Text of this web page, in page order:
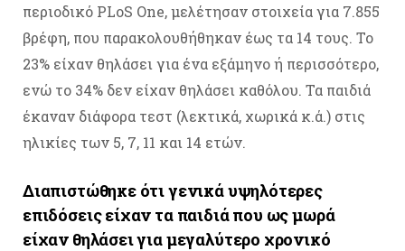
περιοδικό PLoS One, μελέτησαν στοιχεία για 7.855
βρέφη, που παρακολουθήθηκαν έως τα 14 τους. Το
23% είχαν θηλάσει για ένα εξάμηνο ή περισσότερο,
ενώ το 34% δεν είχαν θηλάσει καθόλου. Τα παιδιά
έκαναν διάφορα τεστ (λεκτικά, χωρικά κ.ά.) στις
ηλικίες των 5, 7, 11 και 14 ετών.
Διαπιστώθηκε ότι γενικά υψηλότερες
επιδόσεις είχαν τα παιδιά που ως μωρά
είχαν θηλάσει για μεγαλύτερο χρονικό